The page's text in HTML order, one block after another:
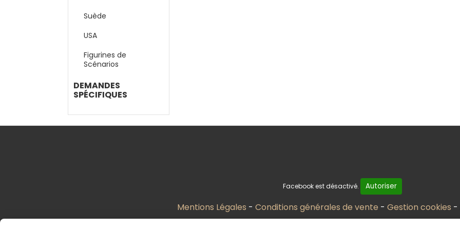
Suède
USA
Figurines de
Scénarios
DEMANDES
SPÉCIFIQUES
Facebook est désactivé. Autoriser
Mentions Légales Conditions générales de vente Gestion cookies